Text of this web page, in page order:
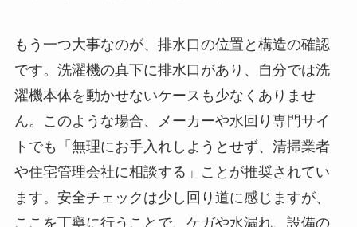
もう一つ大事なのが、排水口の位置と構造の確認
です。洗濯機の真下に排水口があり、自分では洗
濯機本体を動かせないケースも少なくありませ
ん。このような場合、メーカーや水回り専門サイ
トでも「無理にお手入れしようとせず、清掃業者
や住宅管理会社に相談する」ことが推奨されてい
ます。安全チェックは少し回り道に感じますが、
ここを丁寧に行うことで、ケガや水漏れ、設備の